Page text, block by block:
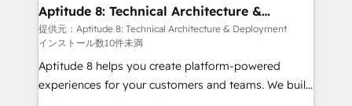
➤ L’intégration de CRM et de méthodologie RevOps
pour aligner les équipes marketing, commerciales et
support client (data migration, synchronisation API,
audit et maintenance) ➤ La création de sites internet
de conversion qui transforment les visiteurs en
Aptitude 8: Technical Architecture &
Deployment
提供元：Aptitude 8: Technical Architecture & Deployment
インストール数10件未満
Aptitude 8 helps you create platform-powered
experiences for your customers and teams. We build